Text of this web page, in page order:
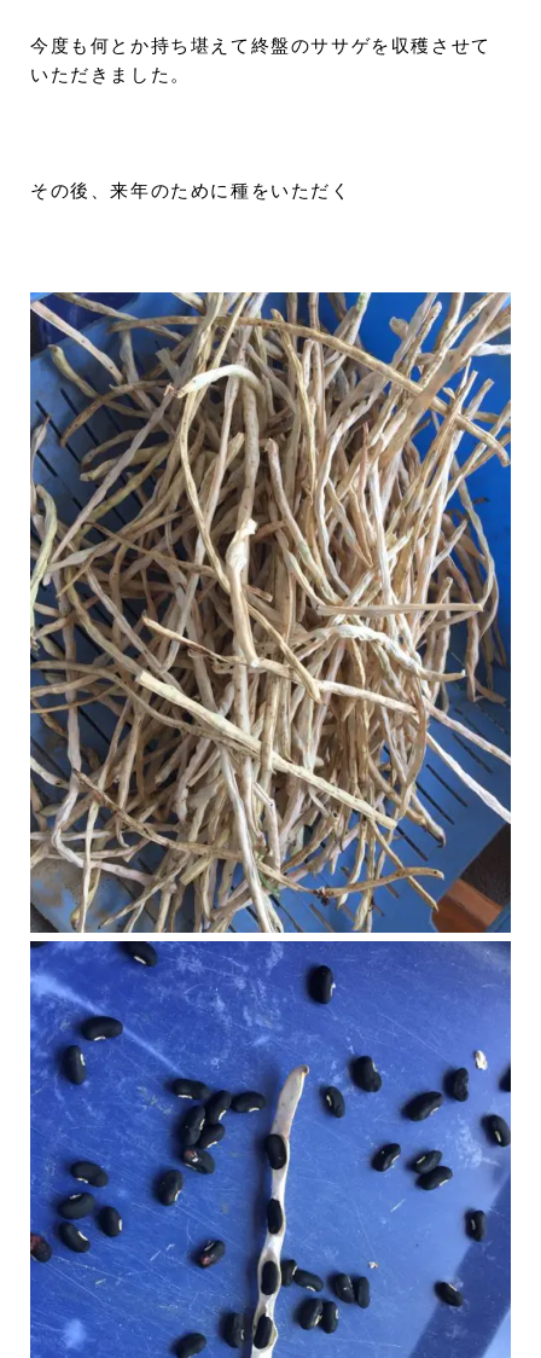
今度も何とか持ち堪えて終盤のササゲを収穫させて
いただきました。
その後、来年のために種をいただく